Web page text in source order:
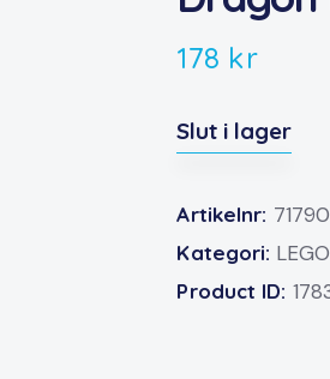
178 kr
Slut i lager
Artikelnr: 71790
Kategori:
Product ID: